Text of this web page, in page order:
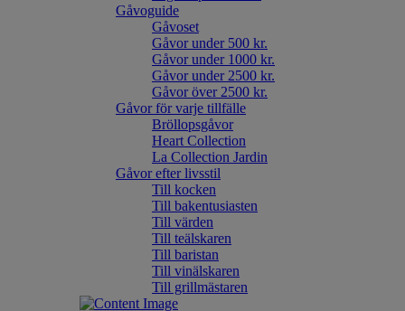
Gåvoguide
Gåvoset
Gåvor under 500 kr.
Gåvor under 1000 kr.
Gåvor under 2500 kr.
Gåvor över 2500 kr.
Gåvor för varje tillfälle
Bröllopsgåvor
Heart Collection
La Collection Jardin
Gåvor efter livsstil
Till kocken
Till bakentusiasten
Till värden
Till teälskaren
Till baristan
Till vinälskaren
Till grillmästaren